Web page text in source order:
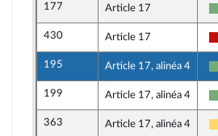
177 Article 17
430 Article 17
195 Article 17, alinéa 4
199 Article 17, alinéa 4
363 Article 17, alinéa 4